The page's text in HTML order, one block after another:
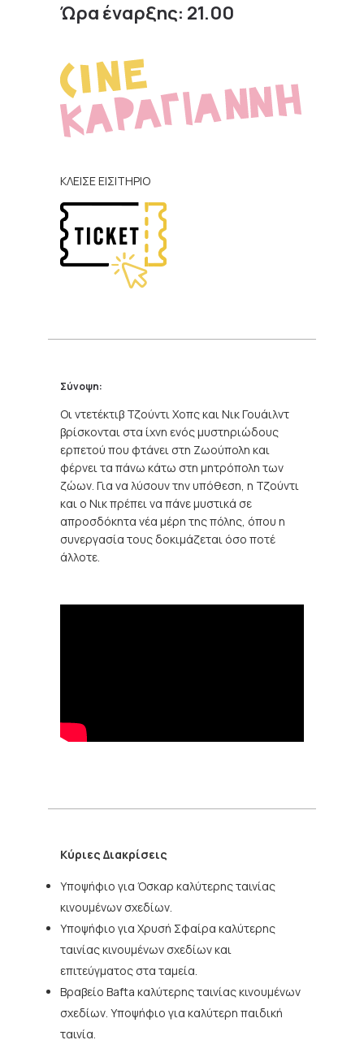
Ώρα έναρξης: 21.00
ΚΛΕΙΣΕ ΕΙΣΙΤΗΡΙΟ
Σύνοψη:
Oι ντετέκτιβ Τζούντι Χοπς και Νικ Γουάιλντ
βρίσκονται στα ίχνη ενός μυστηριώδους
ερπετού που φτάνει στη Ζωούπολη και
φέρνει τα πάνω κάτω στη μητρόπολη των
ζώων. Για να λύσουν την υπόθεση, η Τζούντι
και ο Νικ πρέπει να πάνε μυστικά σε
απροσδόκητα νέα μέρη της πόλης, όπου η
συνεργασία τους δοκιμάζεται όσο ποτέ
άλλοτε.
Κύριες Διακρίσεις
Υποψήφιο για Όσκαρ καλύτερης ταινίας
κινουμένων σχεδίων.
Υποψήφιο για Χρυσή Σφαίρα καλύτερης
ταινίας κινουμένων σχεδίων και
επιτεύγματος στα ταμεία.
Βραβείο Bafta καλύτερης ταινίας κινουμένων
σχεδίων. Υποψήφιο για καλύτερη παιδική
ταινία.